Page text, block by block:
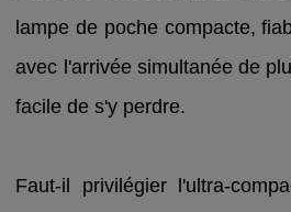
lampe de poche compacte,
avec l'arrivée simultanée de
facile de s'y perdre.
Faut-il privilégier l'ultra-